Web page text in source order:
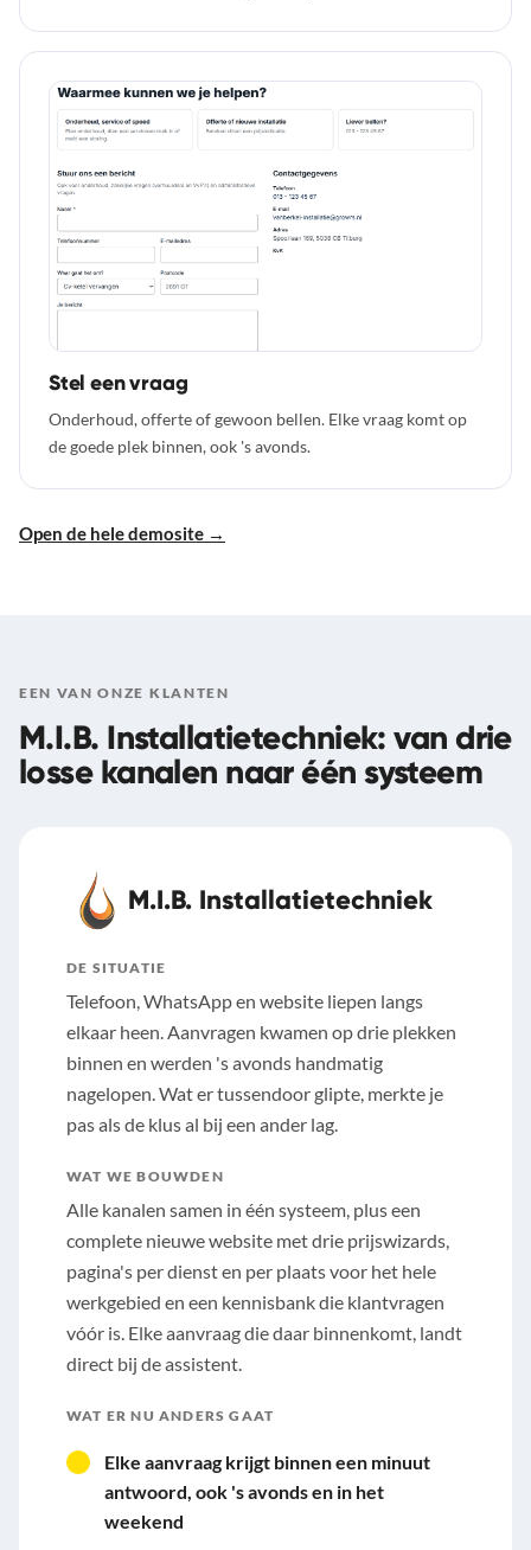
Stel een vraag
Onderhoud, offerte of gewoon bellen. Elke vraag komt op
de goede plek binnen, ook 's avonds.
Open de hele demosite →
EEN VAN ONZE KLANTEN
M.I.B. Installatietechniek: van drie
losse kanalen naar één systeem
M.I.B. Installatietechniek
DE SITUATIE
Telefoon, WhatsApp en website liepen langs
elkaar heen. Aanvragen kwamen op drie plekken
binnen en werden 's avonds handmatig
nagelopen. Wat er tussendoor glipte, merkte je
pas als de klus al bij een ander lag.
WAT WE BOUWDEN
Alle kanalen samen in één systeem, plus een
complete nieuwe website met drie prijswizards,
pagina's per dienst en per plaats voor het hele
werkgebied en een kennisbank die klantvragen
vóór is. Elke aanvraag die daar binnenkomt, landt
direct bij de assistent.
WAT ER NU ANDERS GAAT
Elke aanvraag krijgt binnen een minuut
antwoord, ook 's avonds en in het
weekend